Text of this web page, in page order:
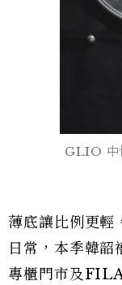
GLIO 中
薄底讓比例更輕
日常，本季韓
專櫃門市及